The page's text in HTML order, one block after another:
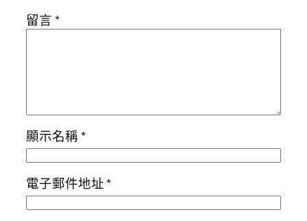
留言*
顯示名稱*
電子郵件地址*